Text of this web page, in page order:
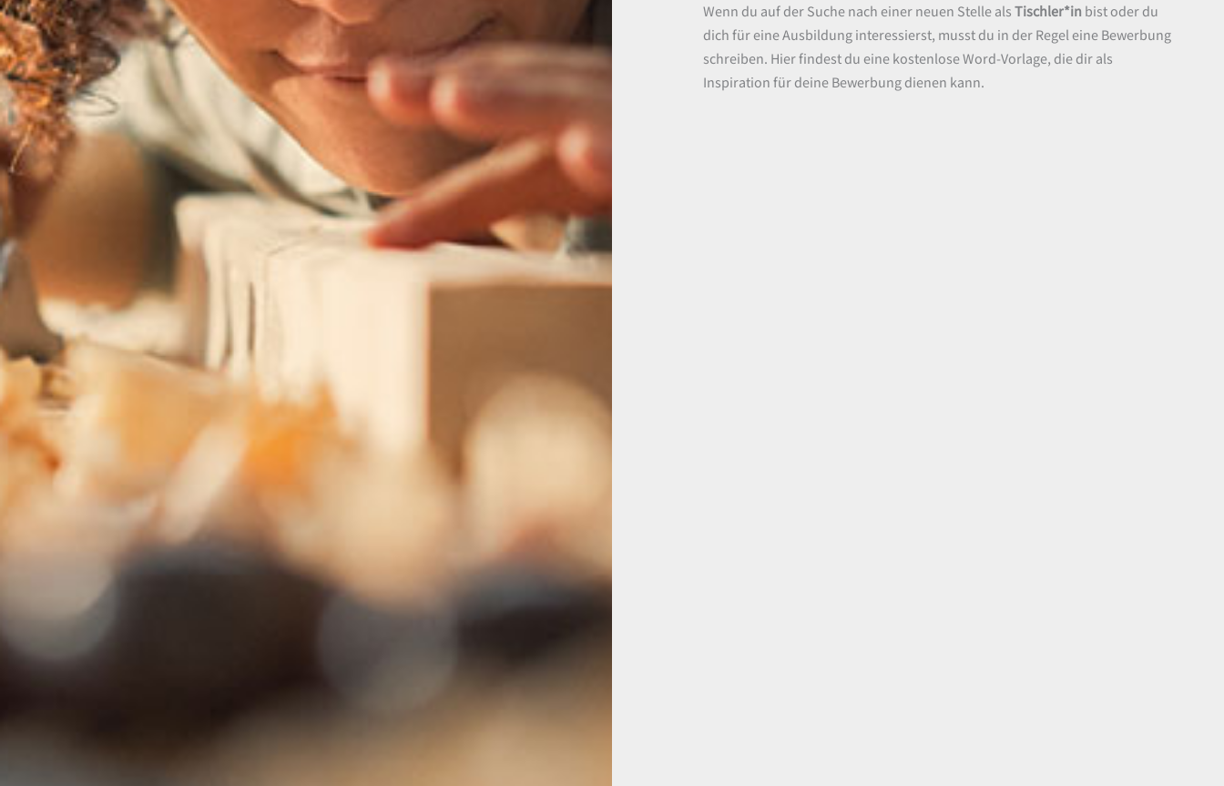
Wenn du auf der Suche nach einer neuen Stelle alsTischler*in bist oder du
dich für eine Ausbildung interessierst, musst du in der Regel eine Bewerbung
schreiben. Hier findest du eine kostenlose Word-Vorlage, die dir als
Inspiration für deine Bewerbung dienen kann.